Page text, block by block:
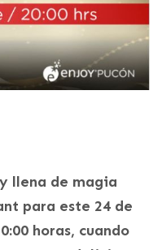
llena de magia
para este 24 de
horas, cuando